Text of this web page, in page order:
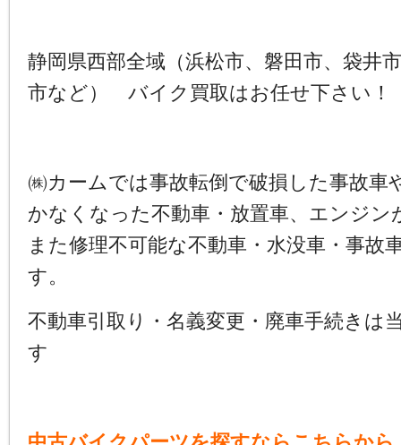
静岡県西部全域（浜松市、磐田市、袋井
市など） バイク買取はお任せ下さい！
㈱カームでは事故転倒で破損した事故車
かなくなった不動車・放置車、エンジン
また修理不可能な不動車・水没車・事故
す。
不動車引取り・名義変更・廃車手続きは
す